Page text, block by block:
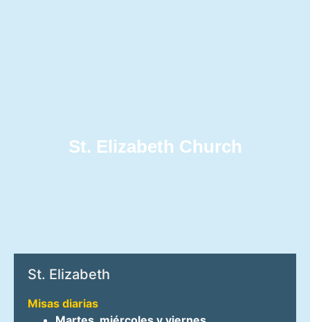
St. Elizabeth Church
St. Elizabeth
Misas diarias